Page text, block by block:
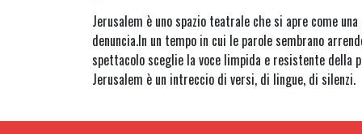
Jerusalem è uno spazio teatrale che si apre come
denuncia.In un tempo in cui le parole sembrano
spettacolo sceglie la voce limpida e resistente della
Jerusalem è un intreccio di versi, di lingue, di silenzi.